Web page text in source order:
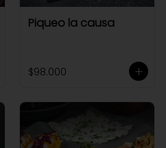
Piqueo la causa
$98.000